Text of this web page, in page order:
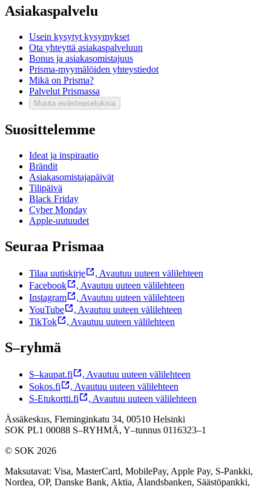
Asiakaspalvelu
Usein kysytyt kysymykset
Ota yhteyttä asiakaspalveluun
Bonus ja asiakasomistajuus
Prisma-myymälöiden yhteystiedot
Mikä on Prisma?
Palvelut Prismassa
Muuta evästeasetuksia
Suosittelemme
Ideat ja inspiraatio
Brändit
Asiakasomistajapäivät
Tilipäivä
Black Friday
Cyber Monday
Apple-uutuudet
Seuraa Prismaa
Tilaa uutiskirje , Avautuu uuteen välilehteen
Facebook
, Avautuu uuteen välilehteen
Instagram
, Avautuu uuteen välilehteen
YouTube
, Avautuu uuteen välilehteen
TikTok
, Avautuu uuteen välilehteen
S–ryhmä
S–kaupat.fi , Avautuu uuteen välilehteen
Sokos.fi
, Avautuu uuteen välilehteen
S-Etukortti.fi
, Avautuu uuteen välilehteen
Ässäkeskus, Fleminginkatu 34, 00510 Helsinki
SOK PL1 00088 S–RYHMÄ, Y–tunnus 0116323–1
© SOK 2026
Maksutavat: Visa, MasterCard, MobilePay, Apple Pay, S-Pankki,
Nordea, OP, Danske Bank, Aktia, Ålandsbanken, Säästöpankki,